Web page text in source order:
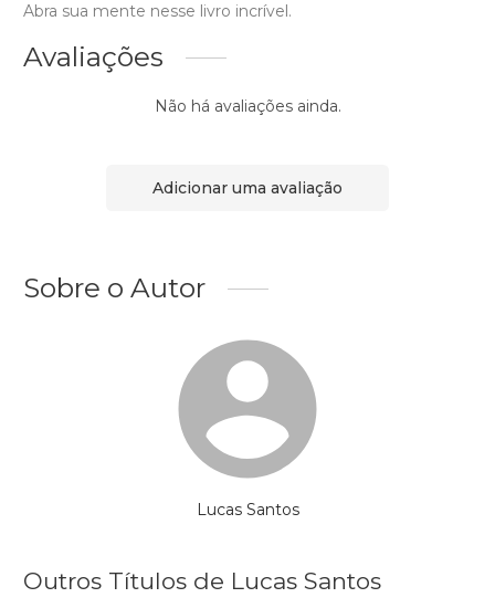
Abra sua mente nesse livro incrível.
Avaliações
Não há avaliações ainda.
Adicionar uma avaliação
Sobre o Autor
Lucas Santos
Outros Títulos de Lucas Santos